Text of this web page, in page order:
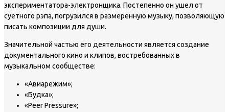
экспериментатора-электронщика. Постепенно он ушел от
суетного рэпа, погрузился в размеренную музыку, позволяющую
писать композиции для души.
Значительной частью его деятельности является создание
документального кино и клипов, востребованных в
музыкальном сообществе:
«Авиарежим»;
«Будка»;
«Peer Pressure»;